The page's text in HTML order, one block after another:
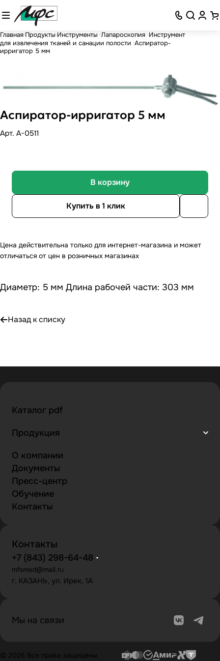
Главная Продукты Инструменты Лапароскопия Инструмент
для извлечения тканей и санации полости Аспиратор-
ирригатор 5 мм
Аспиратор-ирригатор 5 мм
Арт. А-0511
В корзину
Купить в 1 клик
Цена действительна только для интернет-магазина и может
отличаться от цен в розничных магазинах
Диаметр: 5 мм Длина рабочей части: 303 мм
Назад к списку
Каталог pdf
Продукция
О компании
Документы
Пресс-центр
Обучение
Контакты
Контакты
+7 (843) 298-64-48
mfsmed@mail.ru
г. КАЗАНЬ, ул. Ирек, 1А
Мы на связи
© 2026 Все права защищены